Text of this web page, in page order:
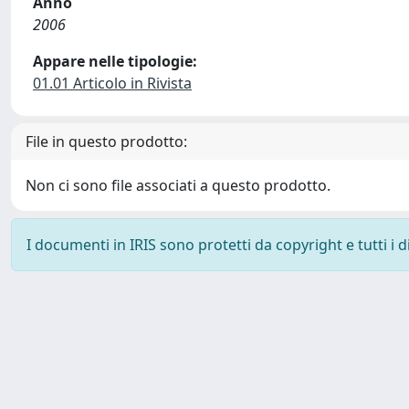
2006
Appare nelle tipologie:
01.01 Articolo in Rivista
File in questo prodotto:
Non ci sono file associati a questo prodotto.
I documenti in IRIS sono protetti da copyright e tutti i